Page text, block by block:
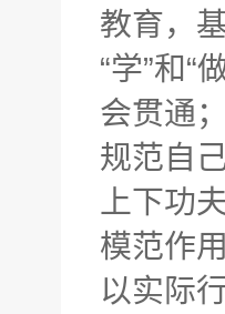
教育，
“学”和“
会贯通
规范自
上下功
模范作
以实际